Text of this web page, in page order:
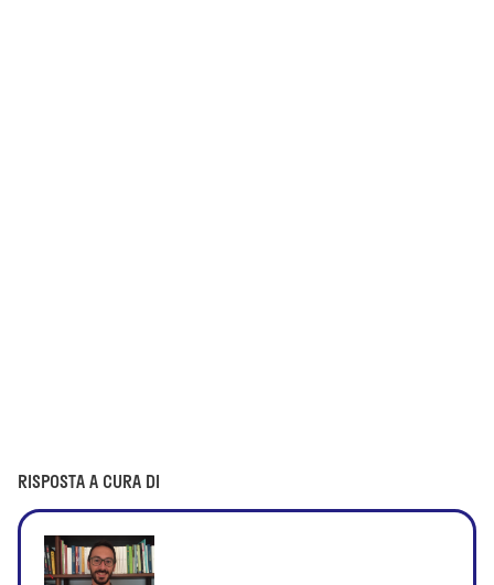
RISPOSTA A CURA DI